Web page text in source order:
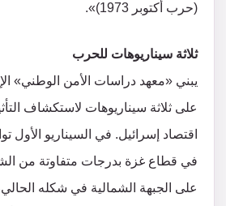
(حرب أكتوبر 1973)».
ثلاثة سيناريوهات للحرب
يبني «معهد دراسات الأمن الوطني»
على ثلاثة سيناريوهات لاستكشاف
اقتصاد إسرائيل. في السيناريو الأول
في قطاع غزة بدرجات متفاوتة من
على الجبهة الشمالية في شكله